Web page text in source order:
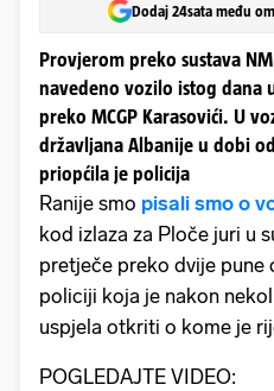
Dodaj 24sata među
Provjerom preko sustava
navedeno vozilo istog dana
preko MCGP Karasovići. U
državljana Albanije u dobi
priopćila je policija
Ranije smo pisali smo o
kod izlaza za Ploče juri u
pretječe preko dvije pune
policiji koja je nakon
uspjela otkriti o kome je
POGLEDAJTE VIDEO: